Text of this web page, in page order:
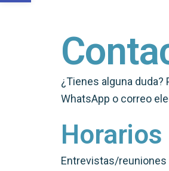
¿Tienes alguna
WhatsApp o correo
Horarios
Entrevistas/